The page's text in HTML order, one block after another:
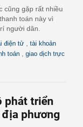
cũng gặp rất nhiều
toán này vì
người dân.
điện tử
tài khoản
toán
giao dịch trực
phát triển
phương